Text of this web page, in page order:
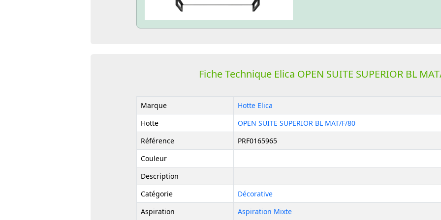
Fiche Technique Elica OPEN SUITE SUPERIOR BL
Marque
Hotte Elica
Hotte
OPEN SUITE SUPERIOR BL MAT/F/80
Référence
PRF0165965
Couleur
Description
Catégorie
Décorative
Aspiration
Aspiration Mixte